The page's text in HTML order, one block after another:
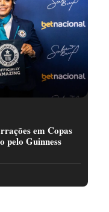
em Copas
pelo Guinness